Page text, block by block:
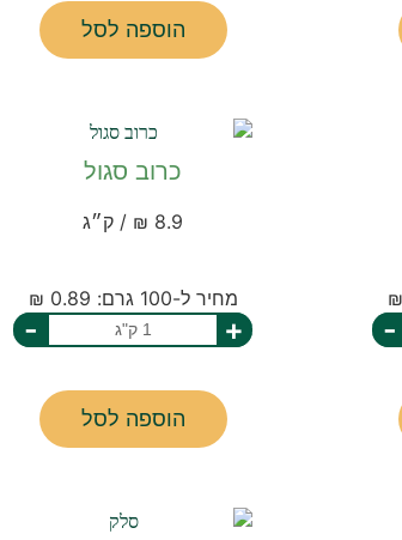
הוספה לסל
-
כרוב סגול
8.9 ₪ / ק״ג
מחיר ל-100 גרם: 0.89 ₪
+
-
הוספה לסל